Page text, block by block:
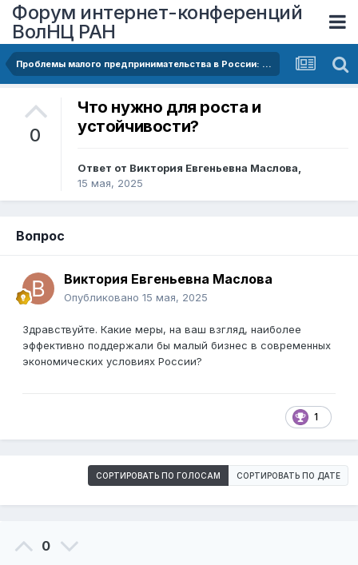
Форум интернет-конференций
ВолНЦ РАН
Проблемы малого предпринимательства в России: перспективы и возможности
0
Что нужно для роста и
устойчивости?
Ответ от Виктория Евгеньевна Маслова,
15 мая, 2025
Вопрос
Виктория Евгеньевна Маслова
Опубликовано 15 мая, 2025
Здравствуйте. Какие меры, на ваш взгляд, наиболее
эффективно поддержали бы малый бизнес в современных
экономических условиях России?
1
СОРТИРОВАТЬ ПО ГОЛОСАМ СОРТИРОВАТЬ ПО ДАТЕ
0